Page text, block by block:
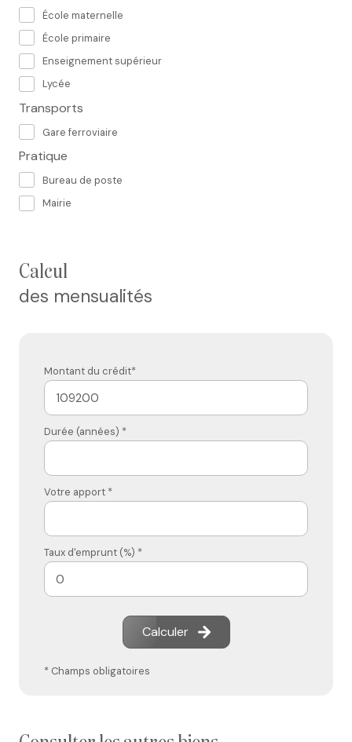
École maternelle
École primaire
Enseignement supérieur
Lycée
Transports
Gare ferroviaire
Pratique
Bureau de poste
Mairie
calcul
des mensualités
Montant du crédit*
Durée (années) *
Votre apport *
Taux d'emprunt (%) *
Calculer
* Champs obligatoires